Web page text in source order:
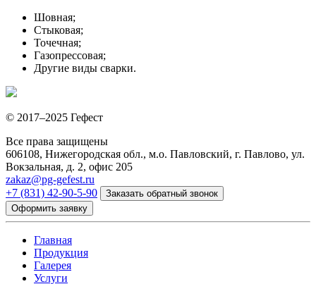
Шовная;
Стыковая;
Точечная;
Газопрессовая;
Другие виды сварки.
© 2017–2025 Гефест
Все права защищены
606108, Нижегородская обл., м.о. Павловский, г. Павлово, ул.
Вокзальная, д. 2, офис 205
zakaz@pg-gefest.ru
+7 (831) 42-90-5-90
Заказать обратный звонок
Оформить заявку
Главная
Продукция
Галерея
Услуги